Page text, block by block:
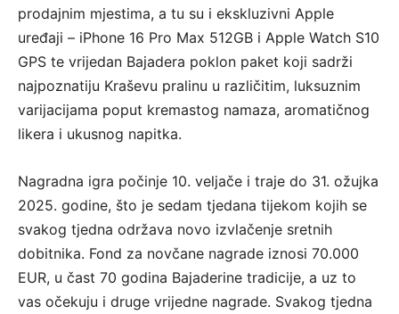
prodajnim mjestima, a tu su i ekskluzivni Apple
uređaji – iPhone 16 Pro Max 512GB i Apple Watch S10
GPS te vrijedan Bajadera poklon paket koji sadrži
najpoznatiju Kraševu pralinu u različitim, luksuznim
varijacijama poput kremastog namaza, aromatičnog
likera i ukusnog napitka.
Nagradna igra počinje 10. veljače i traje do 31. ožujka
2025. godine, što je sedam tjedana tijekom kojih se
svakog tjedna održava novo izvlačenje sretnih
dobitnika. Fond za novčane nagrade iznosi 70.000
EUR, u čast 70 godina Bajaderine tradicije, a uz to
vas očekuju i druge vrijedne nagrade. Svakog tjedna